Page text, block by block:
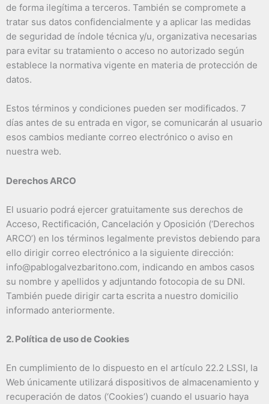
de forma ilegítima a terceros. También se compromete a
tratar sus datos confidencialmente y a aplicar las medidas
de seguridad de índole técnica y/u, organizativa necesarias
para evitar su tratamiento o acceso no autorizado según
establece la normativa vigente en materia de protección de
datos.
Estos términos y condiciones pueden ser modificados. 7
días antes de su entrada en vigor, se comunicarán al usuario
esos cambios mediante correo electrónico o aviso en
nuestra web.
Derechos ARCO
El usuario podrá ejercer gratuitamente sus derechos de
Acceso, Rectificación, Cancelación y Oposición (‘Derechos
ARCO’) en los términos legalmente previstos debiendo para
ello dirigir correo electrónico a la siguiente dirección:
info@pablogalvezbaritono.com, indicando en ambos casos
su nombre y apellidos y adjuntando fotocopia de su DNI.
También puede dirigir carta escrita a nuestro domicilio
informado anteriormente.
2. Política de uso de Cookies
En cumplimiento de lo dispuesto en el artículo 22.2 LSSI, la
Web únicamente utilizará dispositivos de almacenamiento y
recuperación de datos (‘Cookies’) cuando el usuario haya